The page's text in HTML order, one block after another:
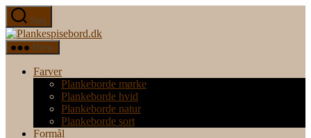
Spring
til
indholdet
Søg
Plankespisebord.dk
Menu
Farver
Plankeborde mørke
Plankeborde hvid
Plankeborde natur
Plankeborde sort
Formål